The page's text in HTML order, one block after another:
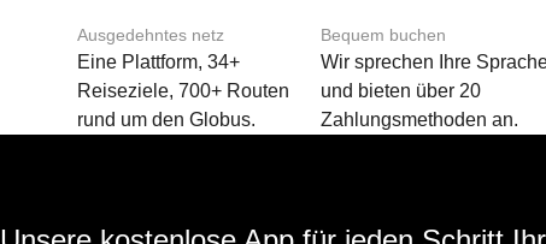
Ausgedehntes netz
Eine Plattform, 34+
Reiseziele, 700+ Routen
rund um den Globus.
Bequem buchen
Wir sprechen Ihre
und bieten über 20
Zahlungsmethoden an.